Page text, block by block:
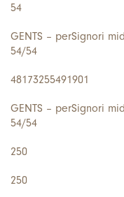
54
GENTS – perSignori
54/54
48173255491901
GENTS – perSignori
54/54
250
250